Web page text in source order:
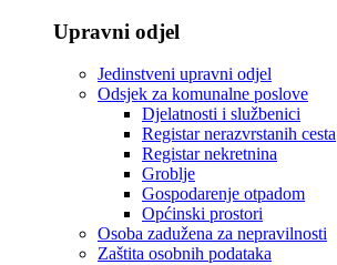
Upravni odjel
Jedinstveni upravni odjel
Odsjek za komunalne poslove
Djelatnosti i službenici
Registar nerazvrstanih cesta
Registar nekretnina
Groblje
Gospodarenje otpadom
Općinski prostori
Osoba zadužena za nepravilnosti
Zaštita osobnih podataka